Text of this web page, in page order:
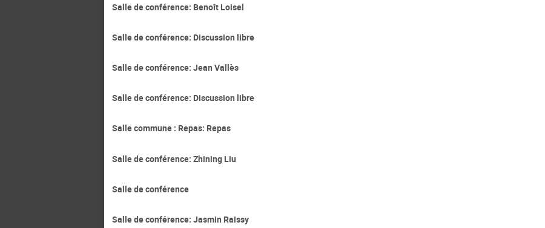
Salle de conférence: Benoît Loisel
Salle de conférence: Discussion libre
Salle de conférence: Jean Vallès
Salle de conférence: Discussion libre
Salle commune : Repas: Repas
Salle de conférence: Zhining Liu
Salle de conférence
Salle de conférence: Jasmin Raissy